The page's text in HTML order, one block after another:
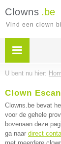
Clowns .be
Vind een clown
U bent nu hier:
Clown
Clowns.be bevat
voor de gehele
bovenaan deze
ga naar direct